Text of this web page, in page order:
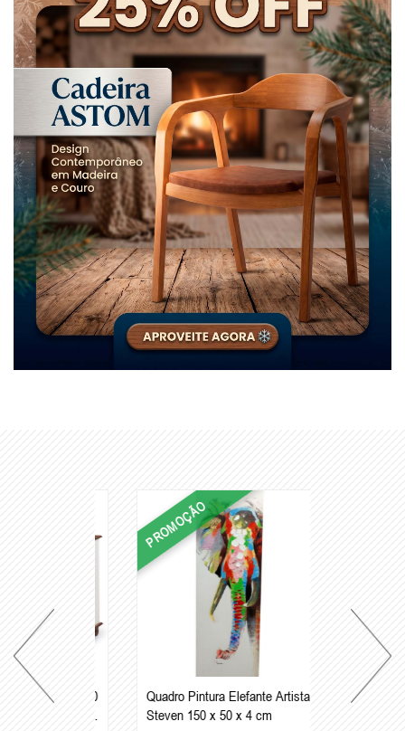
PROMOÇÃO
Quadro Pintura Elefante Artista
Steven 150 x 50 x 4 cm